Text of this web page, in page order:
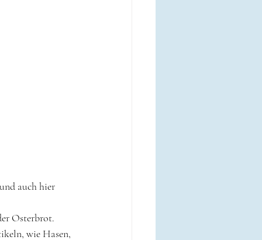
auch hier
Osterbrot.
wie Hasen,